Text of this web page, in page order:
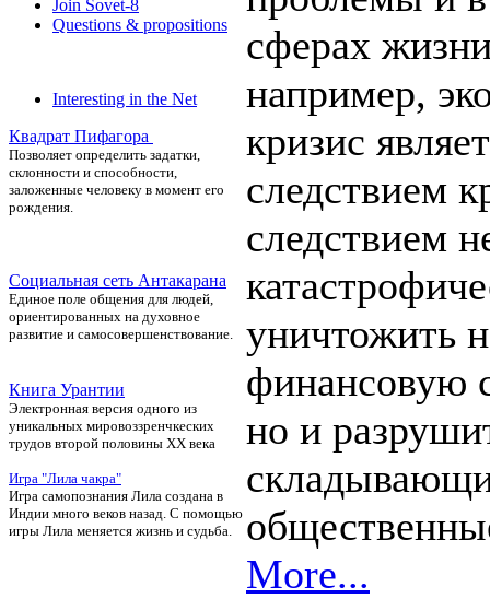
Join Sovet-8
Questions & propositions
Interesting in the Net
Квадрат Пифагора
Позволяет определить задатки,
склонности и способности,
заложенные человеку в момент его
рождения.
Социальная сеть Антакарана
Единое поле общения для людей,
ориентированных на духовное
развитие и самосовершенствование.
Книга Урантии
Электронная версия одного из
уникальных мировоззренчкеских
трудов второй половины ХХ века
Игра "Лила чакра"
Игра самопознания Лила создана в
Индии много веков назад. С помощью
игры Лила меняется жизнь и судьба.
сферах
например,
кризис
следствием
следствием
уничтожить
финансовую
но и
More...